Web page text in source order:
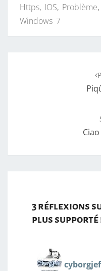
Https, IOS, Problème,
Windows 7
3 réflexions
plus supporté